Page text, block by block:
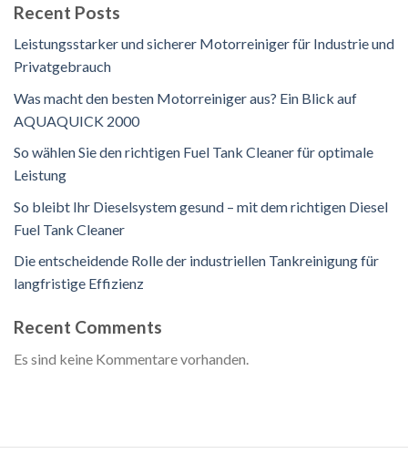
Recent Posts
Leistungsstarker und sicherer Motorreiniger für Industrie und
Privatgebrauch
Was macht den besten Motorreiniger aus? Ein Blick auf
AQUAQUICK 2000
So wählen Sie den richtigen Fuel Tank Cleaner für optimale
Leistung
So bleibt Ihr Dieselsystem gesund – mit dem richtigen Diesel
Fuel Tank Cleaner
Die entscheidende Rolle der industriellen Tankreinigung für
langfristige Effizienz
Recent Comments
Es sind keine Kommentare vorhanden.